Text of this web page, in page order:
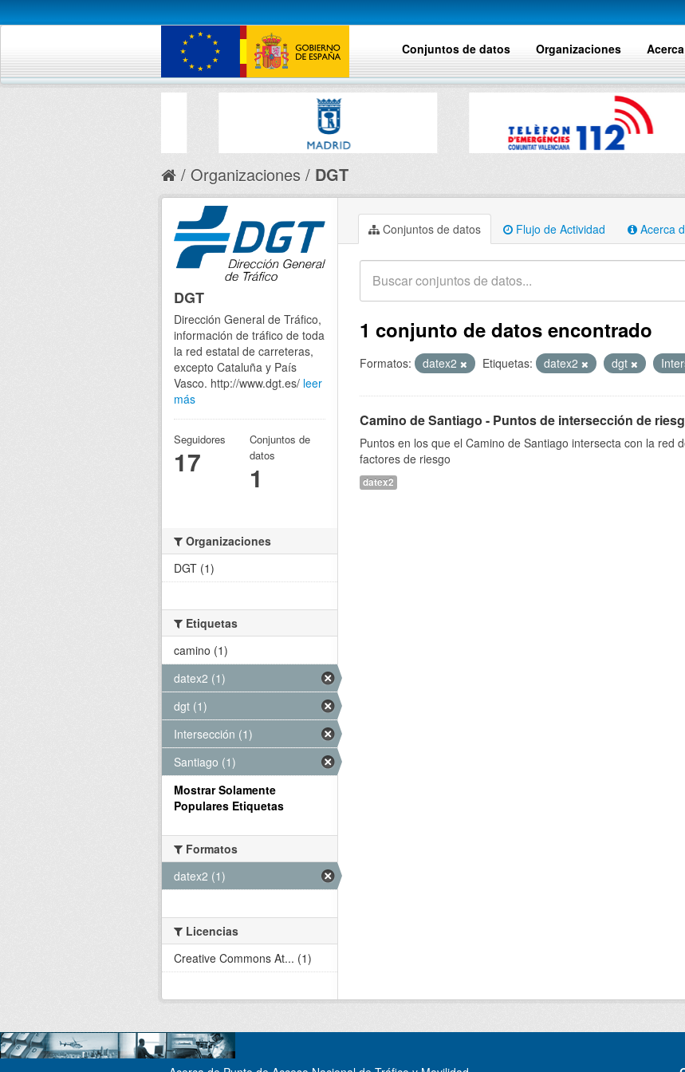
Conjuntos de datos Organizaciones
Organizaciones DGT
Conjuntos de datos Flujo de Actividad Acerca
1 conjunto de datos encontrado
Formatos: datex2 Etiquetas: datex2 dgt
Camino de Santiago - Puntos de intersección de
Puntos en los que el Camino de Santiago intersecta con la red
factores de riesgo
datex2
DGT
Dirección General de Tráfico,
información de tráfico de toda
la red estatal de carreteras,
excepto Cataluña y País
Vasco. http://www.dgt.es/ leer
más
Seguidores
17
Conjuntos de
datos
1
Organizaciones
DGT (1)
Etiquetas
camino (1)
datex2 (1)
dgt (1)
Intersección (1)
Santiago (1)
Mostrar Solamente
Populares Etiquetas
Formatos
datex2 (1)
Licencias
Creative Commons At... (1)